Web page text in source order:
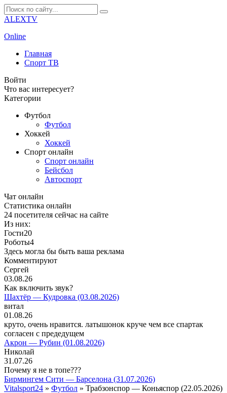
ALEXTV
Online
Главная
Спорт ТВ
Войти
Что вас интересует?
Категории
Футбол
Футбол
Хоккей
Хоккей
Спорт онлайн
Спорт онлайн
Бейсбол
Автоспорт
Чат онлайн
Cтатистика онлайн
24 посетителя сейчас на сайте
Из них:
Гости20
Роботы4
Здесь могла бы быть ваша реклама
Комментируют
Сергей
03.08.26
Как включить звук?
Шахтёр — Кудровка (03.08.2026)
витал
01.08.26
круто, очень нравится. латышонок круче чем все спартак
согласен с предедущем
Акрон — Рубин (01.08.2026)
Николай
31.07.26
Почему я не в топе???
Бирмингем Сити — Барселона (31.07.2026)
Vitalsport24 » Футбол » Трабзонспор — Коньяспор (22.05.2026)